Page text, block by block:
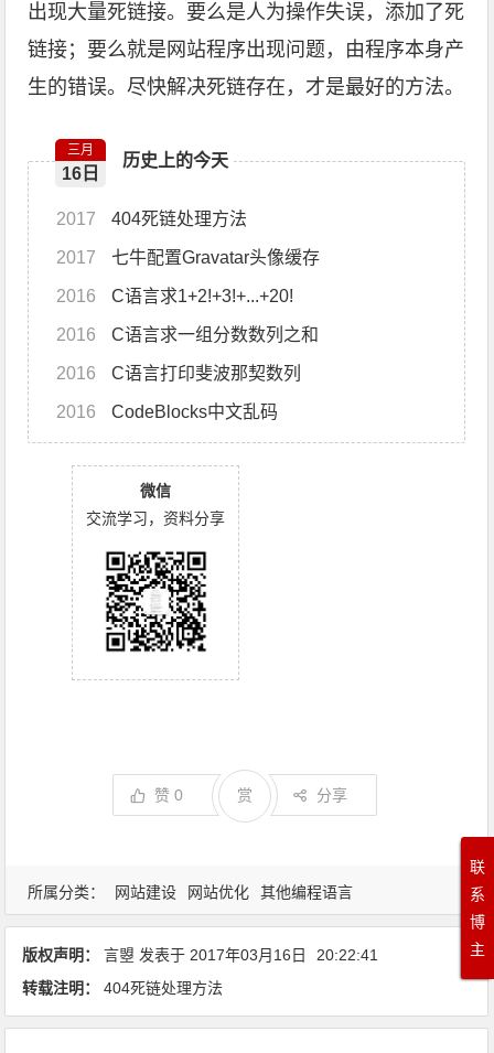
出现大量死链接。要么是人为操作失误，添加了死
链接；要么就是网站程序出现问题，由程序本身产
生的错误。尽快解决死链存在，才是最好的方法。
历史上的今天
三月
16日
2017 404死链处理方法
2017 七牛配置Gravatar头像缓存
2016 C语言求1+2!+3!+...+20!
2016 C语言求一组分数数列之和
2016 C语言打印斐波那契数列
2016 CodeBlocks中文乱码
微信
交流学习，资料分享
赞0 分享
赏
所属分类： 网站建设 网站优化 其他编程语言
版权声明： 言曌 发表于 2017年03月16日
20:22:41
转载注明：
404死链处理方法
联
系
博
主